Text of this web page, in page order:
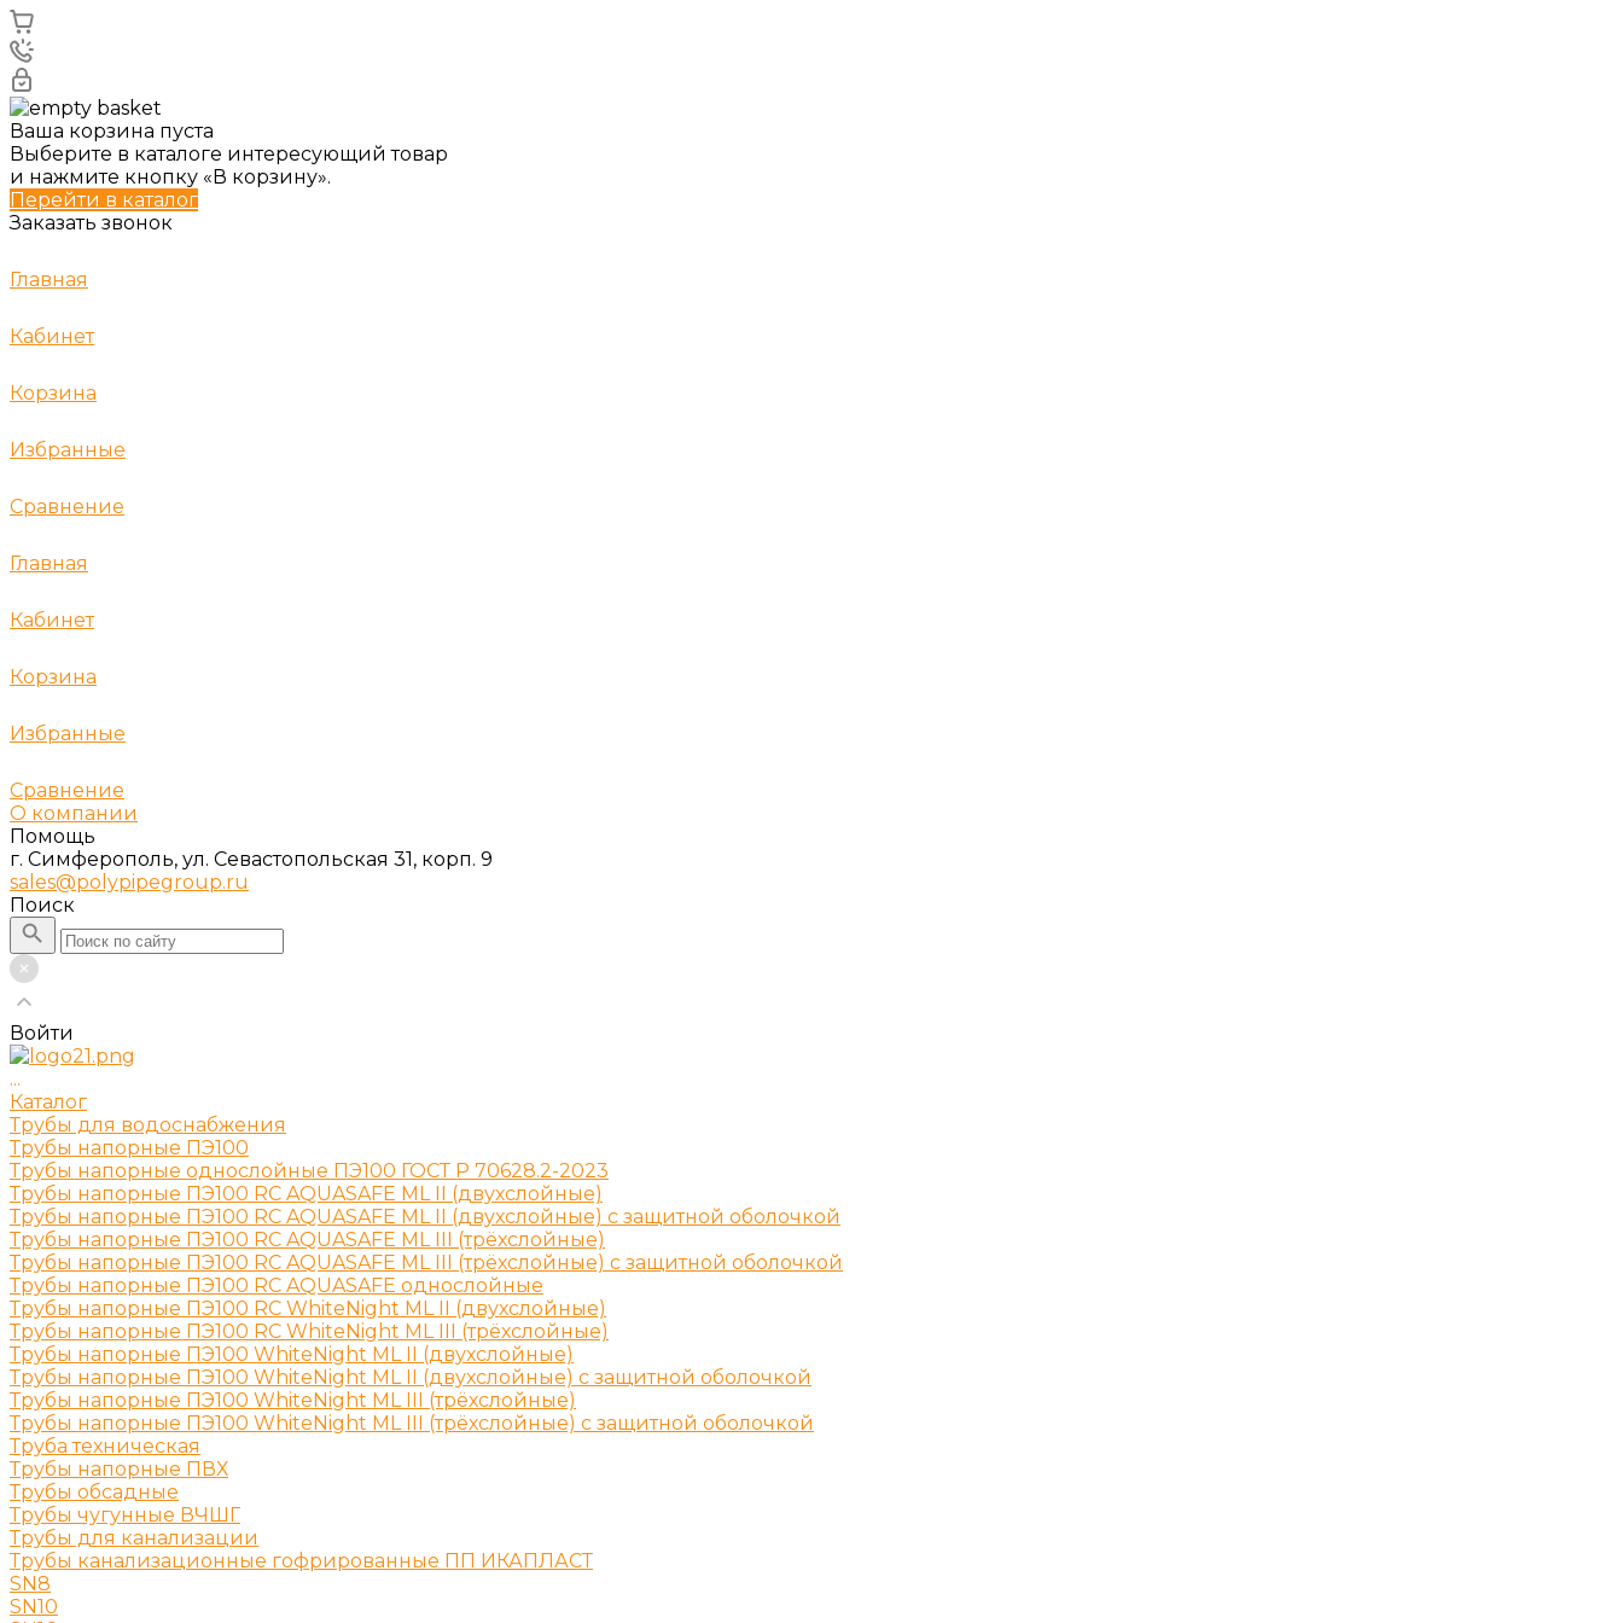
Ваша корзина пуста
Выберите в каталоге интересующий товар
и нажмите кнопку «В корзину».
Перейти в каталог
Заказать звонок
Главная
Кабинет
Корзина
Избранные
Сравнение
Главная
Кабинет
Корзина
Избранные
Сравнение
О компании
Помощь
г. Симферополь, ул. Севастопольская 31, корп. 9
sales@polypipegroup.ru
Поиск
Войти
...
Каталог
Трубы для водоснабжения
Трубы напорные ПЭ100
Трубы напорные однослойные ПЭ100 ГОСТ Р 70628.2-2023
Трубы напорные ПЭ100 RC AQUASAFE ML II (двухслойные)
Трубы напорные ПЭ100 RC AQUASAFE ML II (двухслойные) с защитной оболочкой
Трубы напорные ПЭ100 RC AQUASAFE ML III (трёхслойные)
Трубы напорные ПЭ100 RC AQUASAFE ML III (трёхслойные) с защитной оболочкой
Трубы напорные ПЭ100 RC AQUASAFE однослойные
Трубы напорные ПЭ100 RC WhiteNight ML II (двухслойные)
Трубы напорные ПЭ100 RC WhiteNight ML III (трёхслойные)
Трубы напорные ПЭ100 WhiteNight ML II (двухслойные)
Трубы напорные ПЭ100 WhiteNight ML II (двухслойные) с защитной оболочкой
Трубы напорные ПЭ100 WhiteNight ML III (трёхслойные)
Трубы напорные ПЭ100 WhiteNight ML III (трёхслойные) с защитной оболочкой
Труба техническая
Трубы напорные ПВХ
Трубы обсадные
Трубы чугунные ВЧШГ
Трубы для канализации
Трубы канализационные гофрированные ПП ИКАПЛАСТ
SN8
SN10